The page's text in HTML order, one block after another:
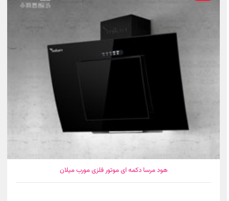
هود مرسا دکمه ای موتور فلزی مورب میلان